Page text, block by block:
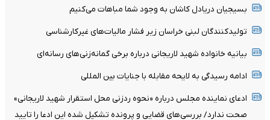
بسیجیان‌ دریادل‌ کاشان به‌ وجود شما مباهات می‌کنیم
تولیدکنندگان لبنی خراسان زیر فشار مالیات‌های غیرکارشناسی
بیانیه خانواده شهید لاریجانی درباره برخی گمانه‌زنی‌های رسانه‌ای
ادامه رسیدگی به لایحه مقابله با جنایات بین المللی
ادعای نماینده مجلس درباره «نحوه ردزنی محل استقرار شهید لاریجانی»
صحت ندارد/ بررسی‌های قضایی و پرونده تشکیل شده این ادعا را تایید